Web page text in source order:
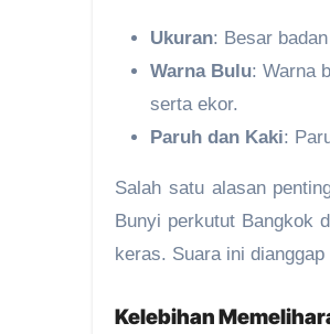
Ukuran: Besar
Warna Bulu: Warna
serta ekor.
Paruh dan Kaki:
Salah satu alasan
Bunyi perkutut Bangkok
keras. Suara ini
Kelebihan